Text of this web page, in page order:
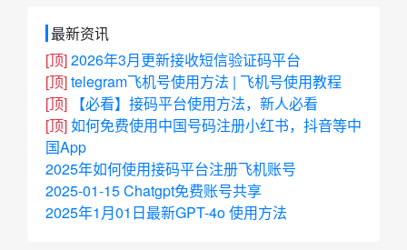
最新资讯
[顶]2026年3月更新接收短信验证码平台
[顶]telegram飞机号使用方法 | 飞机号使用教程
[顶]
【必看】接码平台使用方法，新人必看
[顶]如何免费使用中国号码注册小红书，抖音等中
国App
2025年如何使用接码平台注册飞机账号
2025-01-15 Chatgpt免费账号共享
2025年1月01日最新GPT-4o 使用方法